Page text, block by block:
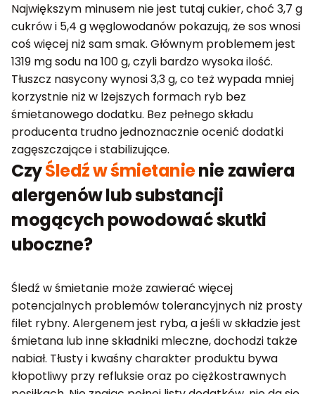
Największym minusem nie jest tutaj cukier, choć 3,7 g
cukrów i 5,4 g węglowodanów pokazują, że sos wnosi
coś więcej niż sam smak. Głównym problemem jest
1319 mg sodu na 100 g, czyli bardzo wysoka ilość.
Tłuszcz nasycony wynosi 3,3 g, co też wypada mniej
korzystnie niż w lżejszych formach ryb bez
śmietanowego dodatku. Bez pełnego składu
producenta trudno jednoznacznie ocenić dodatki
zagęszczające i stabilizujące.
CzyŚledź w śmietanienie zawiera
alergenów lub substancji
mogących powodować skutki
uboczne?
Śledź w śmietanie może zawierać więcej
potencjalnych problemów tolerancyjnych niż prosty
filet rybny. Alergenem jest ryba, a jeśli w składzie jest
śmietana lub inne składniki mleczne, dochodzi także
nabiał. Tłusty i kwaśny charakter produktu bywa
kłopotliwy przy refluksie oraz po ciężkostrawnych